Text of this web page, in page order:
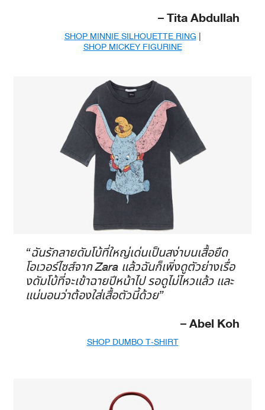
– Tita Abdullah
SHOP MINNIE SILHOUETTE RING |
SHOP MICKEY FIGURINE
“ฉันรักลายดัมโบ้ที่ใหญ่เด่นเป็นสง่าบนเสื้อยืด
โอเวอร์ไซส์จาก Zara แล้วฉันก็เพิ่งดูตัวย่างเรื่อ
งดัมโบ้ที่จะเข้าฉายปีหน้าไป รอดูไม่ไหวแล้ว และ
แน่นอนว่าต้องใส่เสื้อตัวนี้ด้วย”
– Abel Koh
SHOP DUMBO T-SHIRT